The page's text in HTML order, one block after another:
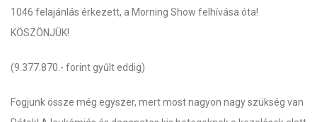
1046 felajánlás érkezett, a Morning Show felhívása óta!
KÖSZÖNJÜK!
(9.377.870.- forint gyűlt eddig)
Fogjunk össze még egyszer, mert most nagyon nagy szükség van